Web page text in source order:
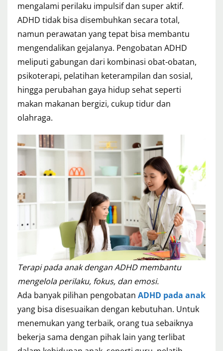
mengalami perilaku impulsif dan super aktif.
ADHD tidak bisa disembuhkan secara total,
namun perawatan yang tepat bisa membantu
mengendalikan gejalanya. Pengobatan ADHD
meliputi gabungan dari kombinasi obat-obatan,
psikoterapi, pelatihan keterampilan dan sosial,
hingga perubahan gaya hidup sehat seperti
makan makanan bergizi, cukup tidur dan
olahraga.
Terapi pada anak dengan ADHD membantu
mengelola perilaku, fokus, dan emosi.
Ada banyak pilihan pengobatan ADHD pada anak
yang bisa disesuaikan dengan kebutuhan. Untuk
menemukan yang terbaik, orang tua sebaiknya
bekerja sama dengan pihak lain yang terlibat